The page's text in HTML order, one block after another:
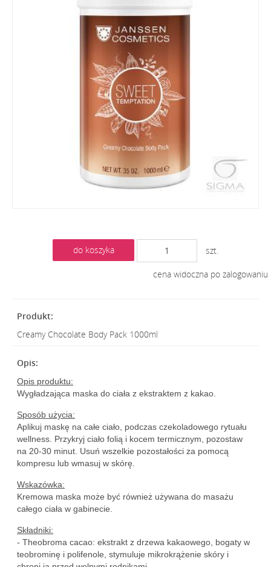
do koszyka szt.
cena widoczna po zalogowaniu
Creamy Chocolate Body Pack 1000ml
Opis produktu:
Wygładzająca maska do ciała z ekstraktem z kakao.
Sposób użycia:
Aplikuj maskę na całe ciało, podczas czekoladowego rytuału
wellness. Przykryj ciało folią i kocem termicznym, pozostaw
na 20-30 minut. Usuń wszelkie pozostałości za pomocą
kompresu lub wmasuj w skórę.
Wskazówka:
Kremowa maska może być również używana do masażu
całego ciała w gabinecie.
Składniki:
- Theobroma cacao: ekstrakt z drzewa kakaowego, bogaty w
teobrominę i polifenole, stymuluje mikrokrążenie skóry i